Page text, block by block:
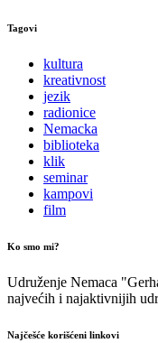
Tagovi
kultura
kreativnost
jezik
radionice
Nemacka
biblioteka
klik
seminar
kampovi
film
Ko smo mi?
Udruženje Nemaca
najvećih i najaktivnijih
Najčešće korišćeni linkovi